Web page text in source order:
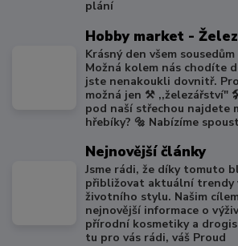
plání
Hobby market -
Krásný den všem
Možná kolem nás chodíte
jste nenakoukli dovnitř.
možná jen ⚒️ ,,železářství"
pod naší střechou najdete
hřebíky? 🔩 Nabízíme
Nejnovější články
Jsme rádi, že díky tomuto
přibližovat aktuální trendy
životního stylu. Našim
nejnovější informace o
přírodní kosmetiky a
tu pro vás rádi, váš Proud